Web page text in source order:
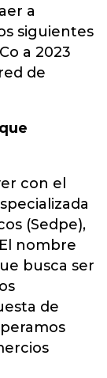
a
siguientes
a 2023
de
con el
(Sedpe),
nombre
busca ser
de